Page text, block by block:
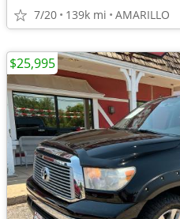
7/20 139k mi AMARILLO
$25,995